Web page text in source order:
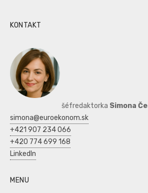
KONTAKT
šéfredaktorka Simona
simona@euroekonom.sk
+421 907 234 066
+420 774 699 168
LinkedIn
MENU